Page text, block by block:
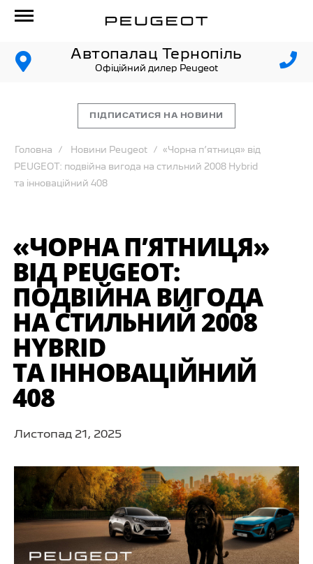
Автопалац Тернопіль
Офіційний дилер Peugeot
ПІДПИСАТИСЯ НА НОВИНИ
Головна Новини Peugeot «Чорна п’ятниця» від
PEUGEOT: подвійна вигода на стильний 2008 Hybrid
та інноваційний 408
«ЧОРНА П’ЯТНИЦЯ»
ВІД PEUGEOT:
ПОДВІЙНА ВИГОДА
НА СТИЛЬНИЙ 2008
HYBRID
ТА ІННОВАЦІЙНИЙ
408
Листопад 21, 2025